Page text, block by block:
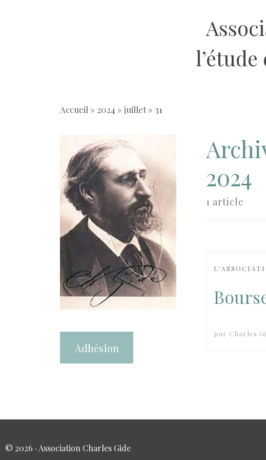
Accueil » 2024 » juillet » 31
2024
1 article
par Charles
Adhésion
© 2026 · Association Charles Gide